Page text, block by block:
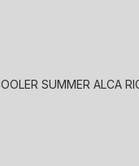
COOLER SUMMER ALCA